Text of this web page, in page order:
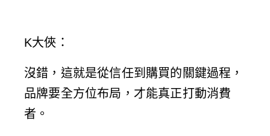
K大俠 ：
沒錯，這就是從信任到購買的關鍵過程，
品牌要全方位布局，才能真正打動消費
者。